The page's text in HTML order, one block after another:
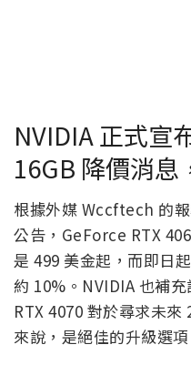
NVIDIA 正式宣
16GB 降價消
根據外媒 Wccftech 的
公告，GeForce RTX
是 499 美金起，而即日
約 10%。NVIDIA 也補
RTX 4070 對於尋求未
來說，是絕佳的升級選項